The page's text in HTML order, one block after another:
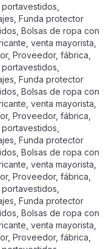
Funda protector
Bolsas de ropa con
venta mayorista,
Proveedor, fábrica,
Funda protector
Bolsas de ropa con
venta mayorista,
Proveedor, fábrica,
Funda protector
Bolsas de ropa con
venta mayorista,
Proveedor, fábrica,
Funda protector
Bolsas de ropa con
venta mayorista,
Proveedor, fábrica,